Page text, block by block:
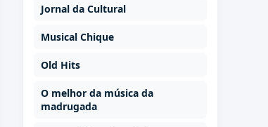
Jornal da Cultural
Musical Chique
Old Hits
O melhor da música da
madrugada